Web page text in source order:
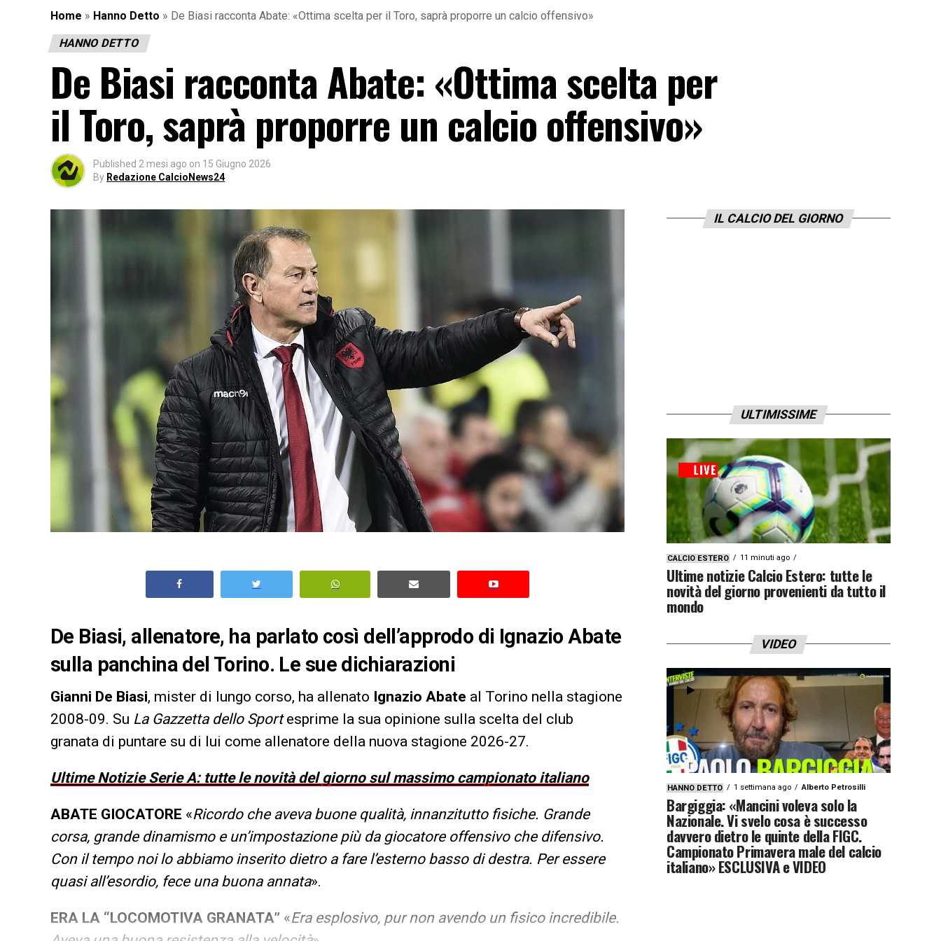
Home » Hanno Detto » De Biasi racconta Abate: «Ottima scelta per il Toro, saprà proporre un calcio offensivo»
HANNO DETTO
De Biasi racconta Abate: «Ottima scelta per
il Toro, saprà proporre un calcio offensivo»
Published 2 mesi ago on 15 Giugno 2026
By Redazione CalcioNews24
De Biasi, allenatore, ha parlato così dell’approdo di Ignazio Abate
sulla panchina del Torino. Le sue dichiarazioni
Gianni De Biasi, mister di lungo corso, ha allenato Ignazio Abate al Torino nella stagione
2008-09. Su La Gazzetta dello Sportesprime la sua opinione sulla scelta del club
granata di puntare su di lui come allenatore della nuova stagione 2026-27.
Ultime Notizie Serie A: tutte le novità del giorno sul massimo campionato italiano
ABATE GIOCATORE «Ricordo che aveva buone qualità, innanzitutto fisiche. Grande
corsa, grande dinamismo e un’impostazione più da giocatore offensivo che difensivo.
Con il tempo noi lo abbiamo inserito dietro a fare l’esterno basso di destra. Per essere
quasi all’esordio, fece una buona annata».
ERA LA “LOCOMOTIVA GRANATA” «Era esplosivo, pur non avendo un fisico incredibile.
IL CALCIO DEL GIORNO
ULTIMISSIME
CALCIO ESTERO 11 minuti ago
Ultime notizie Calcio Estero: tutte le
novità del giorno provenienti da tutto il
mondo
VIDEO
HANNO DETTO 1 settimana ago Alberto Petrosilli
Bargiggia: «Mancini voleva solo la
Nazionale. Vi svelo cosa è successo
davvero dietro le quinte della FIGC.
Campionato Primavera male del calcio
italiano» ESCLUSIVA e VIDEO